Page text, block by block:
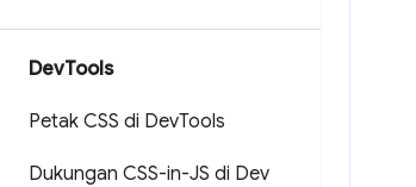
DevTools
Petak CSS di DevTools
Dukungan CSS-in-JS di Dev